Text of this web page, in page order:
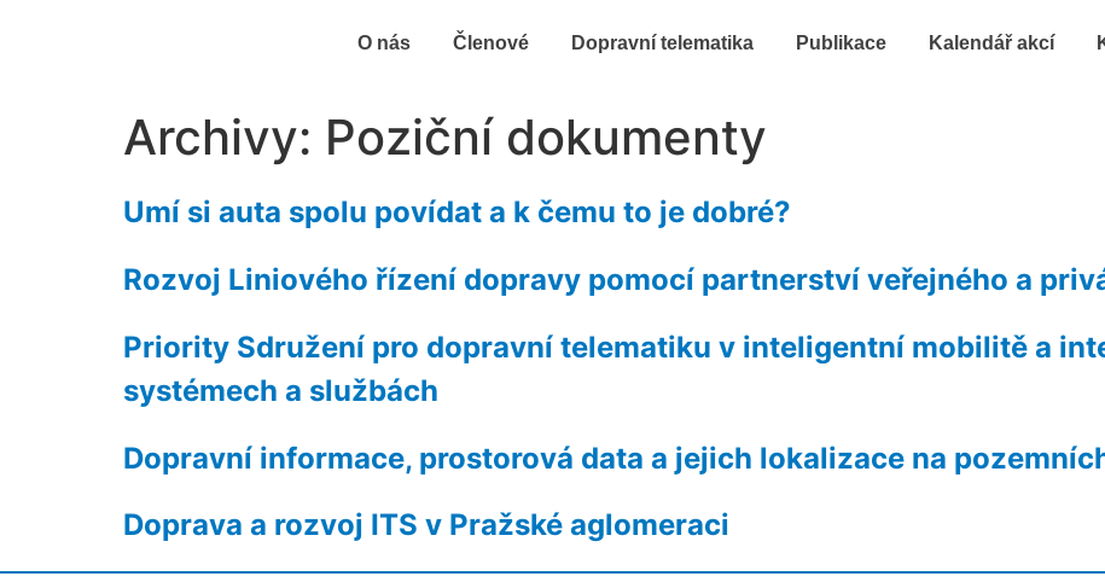
O nás Členové Dopravní telematika Publikace Kalendář akcí
Archivy: Poziční dokumenty
Umí si auta spolu povídat a k čemu to je dobré?
Rozvoj Liniového řízení dopravy pomocí partnerství veřejného a
Priority Sdružení pro dopravní telematiku v inteligentní mobilitě a
systémech a službách
Dopravní informace, prostorová data a jejich lokalizace na
Doprava a rozvoj ITS v Pražské aglomeraci